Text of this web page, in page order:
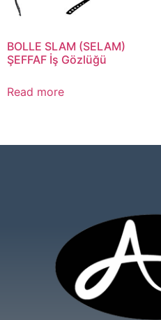
BOLLE SLAM (SELAM)
ŞEFFAF İş Gözlüğü
Read more